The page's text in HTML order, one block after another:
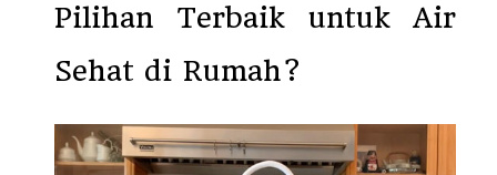
Pilihan Terbaik untuk Air
Sehat di Rumah?